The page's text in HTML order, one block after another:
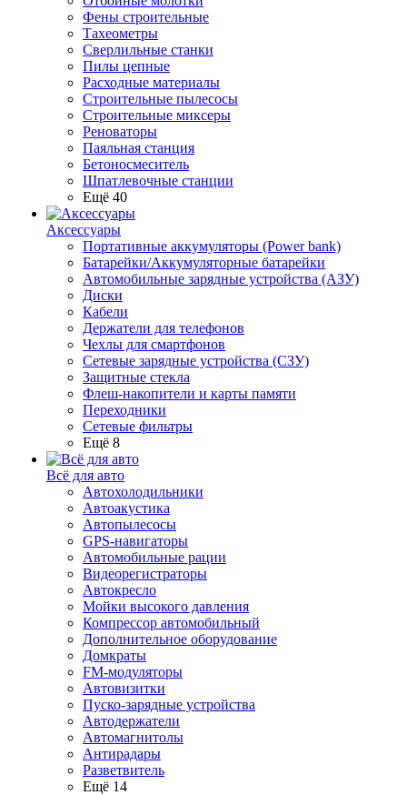
Фены строительные
Тахеометры
Сверлильные станки
Пилы цепные
Расходные материалы
Строительные пылесосы
Строительные миксеры
Реноваторы
Паяльная станция
Бетоносмеситель
Шпатлевочные станции
Ещё 40
Аксессуары
Портативные аккумуляторы (Power bank)
Батарейки/Аккумуляторные батарейки
Автомобильные зарядные устройства (АЗУ)
Диски
Кабели
Держатели для телефонов
Чехлы для смартфонов
Сетевые зарядные устройства (СЗУ)
Защитные стекла
Флеш-накопители и карты памяти
Переходники
Сетевые фильтры
Ещё 8
Всё для авто
Автохолодильники
Автоакустика
Автопылесосы
GPS-навигаторы
Автомобильные рации
Видеорегистраторы
Автокресло
Мойки высокого давления
Компрессор автомобильный
Дополнительное оборудование
Домкраты
FM-модуляторы
Автовизитки
Пуско-зарядные устройства
Автодержатели
Автомагнитолы
Антирадары
Разветвитель
Ещё 14